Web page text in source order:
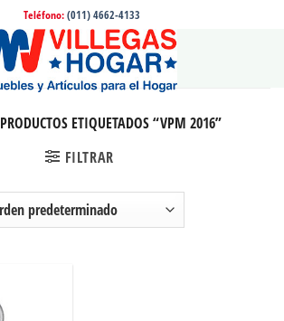
Teléfono: (011) 4662-4133
PRODUCTOS ETIQUETADOS “VPM 2016”
FILTRAR